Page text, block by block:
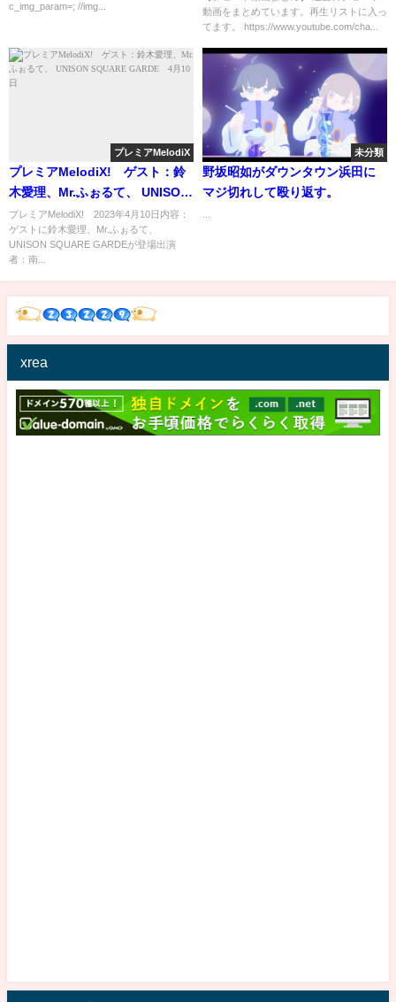
c_img_param=; //img...
ゆき/切り抜き】#Shorts
動画をまとめています。再生リストに入っ
てます。 https://www.youtube.com/cha...
プレミアMelodiX
プレミアMelodiX! ゲスト：鈴
木愛理、Mr.ふぉるて、 UNISON
SQUARE GARDE 4月10日
プレミアMelodiX! 2023年4月10日内容：
ゲストに鈴木愛理、Mr.ふぉるて、
UNISON SQUARE GARDEが登場出演
者：南...
未分類
野坂昭如がダウンタウン浜田に
マジ切れして殴り返す。
...
xrea